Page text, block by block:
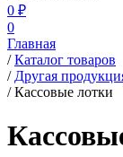
0 ₽
0
Главная
/ Каталог товаров
/ Другая
/ Кассовые лотки